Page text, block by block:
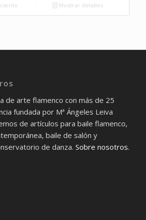
Mostrar detalles
de arte flamenco con más de 25
fundada por Mª Ángeles Leiva
de artículos para baile flamenco,
baile de salón y
de danza. Sobre nosotros.